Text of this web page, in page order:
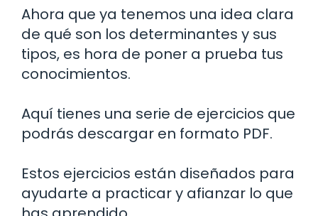
Ahora que ya tenemos una idea clara
de qué son los determinantes y sus
tipos, es hora de poner a prueba tus
conocimientos.
Aquí tienes una serie de ejercicios que
podrás descargar en formato PDF.
Estos ejercicios están diseñados para
ayudarte a practicar y afianzar lo que